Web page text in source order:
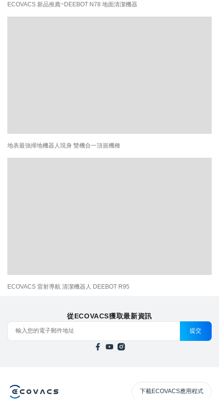
ECOVACS 新品推薦~DEEBOT N78 地面清潔機器
地表最強掃地機器人現身 雙機合一頂規機種
ECOVACS 雷射導航 清潔機器人 DEEBOT R95
從ECOVACS獲取最新資訊
提交
下載ECOVACS應用程式